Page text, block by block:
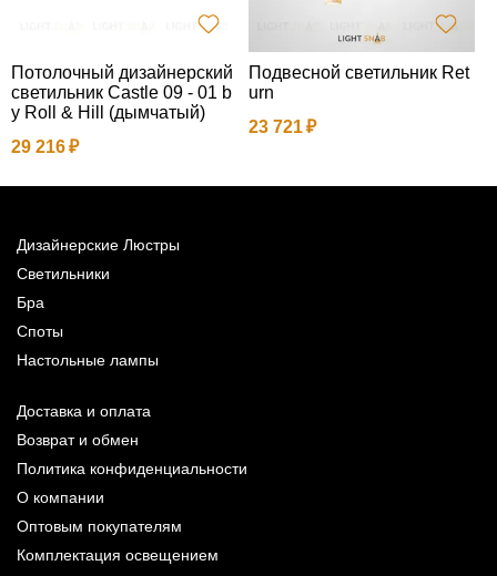
Потолочный дизайнерский
светильник Castle 09 - 01 b
y Roll & Hill (дымчатый)
29 216
Подвесной светильник Ret
urn
23 721
Дизайнерские Люстры
Светильники
Бра
Споты
Настольные лампы
Доставка и оплата
Возврат и обмен
Политика конфиденциальности
О компании
Оптовым покупателям
Комплектация освещением